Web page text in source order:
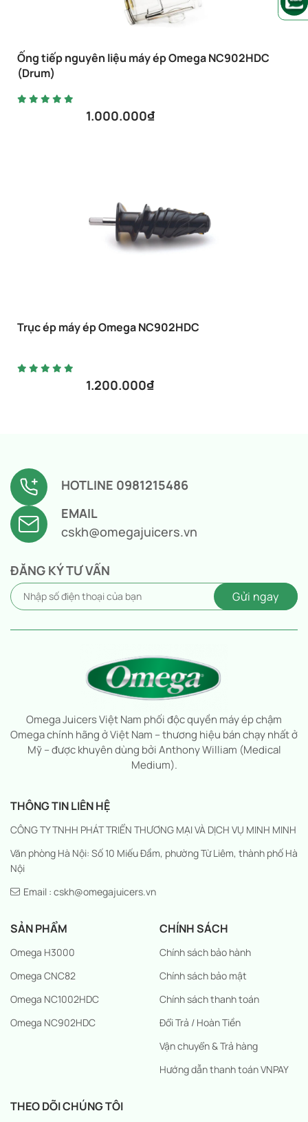
Ống tiếp nguyên liệu máy ép Omega NC902HDC
(Drum)
1.000.000₫
Trục ép máy ép Omega NC902HDC
1.200.000₫
HOTLINE 0981215486
EMAIL
cskh@omegajuicers.vn
ĐĂNG KÝ TƯ VẤN
Omega Juicers Việt Nam phối độc quyền máy ép chậm
Omega chính hãng ở Việt Nam – thương hiệu bán chạy nhất ở
Mỹ – được khuyên dùng bởi Anthony William (Medical
Medium).
THÔNG TIN LIÊN HỆ
CÔNG TY TNHH PHÁT TRIỂN THƯƠNG MẠI VÀ DỊCH VỤ MINH MINH
Văn phòng Hà Nội: Số 10 Miếu Đầm, phường Từ Liêm, thành phố Hà
Nội
Email : cskh@omegajuicers.vn
SẢN PHẨM
Omega H3000
Omega CNC82
Omega NC1002HDC
Omega NC902HDC
CHÍNH SÁCH
Chính sách bảo hành
Chính sách bảo mật
Chính sách thanh toán
Đổi Trả / Hoàn Tiền
Vận chuyển & Trả hàng
Hướng dẫn thanh toán VNPAY
THEO DÕI CHÚNG TÔI